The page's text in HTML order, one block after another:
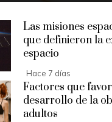
Las misiones
que definieron la
espacio
Hace 7 días
Factores que
desarrollo de la
adultos